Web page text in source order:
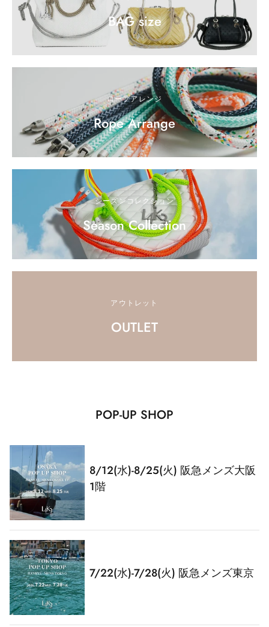
BAG size
ロープアレンジ
Rope Arrange
シーズンコレクション
Season Collection
アウトレット
OUTLET
POP-UP SHOP
8/12(水)-8/25(火) 阪急メンズ大阪
1階
7/22(水)-7/28(火) 阪急メンズ東京